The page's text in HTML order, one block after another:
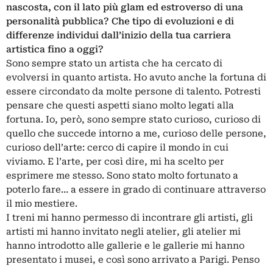
nascosta, con il lato più glam ed estroverso di una
personalità pubblica? Che tipo di evoluzioni e di
differenze individui dall’inizio della tua carriera
artistica fino a oggi?
Sono sempre stato un artista che ha cercato di
evolversi in quanto artista. Ho avuto anche la fortuna di
essere circondato da molte persone di talento. Potresti
pensare che questi aspetti siano molto legati alla
fortuna. Io, però, sono sempre stato curioso, curioso di
quello che succede intorno a me, curioso delle persone,
curioso dell’arte: cerco di capire il mondo in cui
viviamo. E l’arte, per così dire, mi ha scelto per
esprimere me stesso. Sono stato molto fortunato a
poterlo fare… a essere in grado di continuare attraverso
il mio mestiere.
I treni mi hanno permesso di incontrare gli artisti, gli
artisti mi hanno invitato negli atelier, gli atelier mi
hanno introdotto alle gallerie e le gallerie mi hanno
presentato i musei, e così sono arrivato a Parigi. Penso